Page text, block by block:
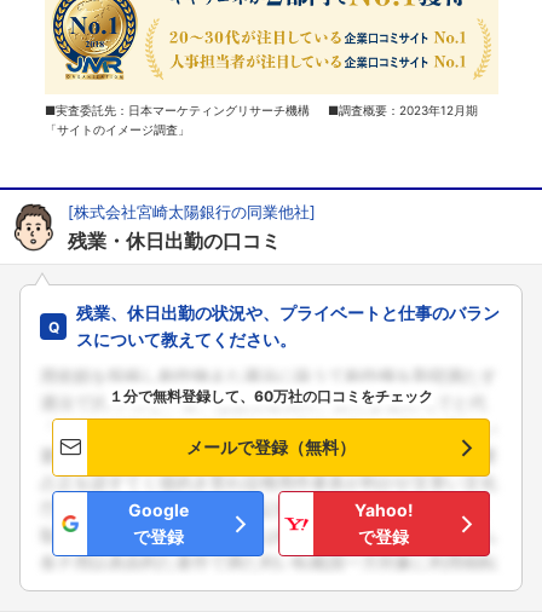
■実査委託先：日本マーケティングリサーチ機構 ■調査概要：2023年12月期
「サイトのイメージ調査」
[株式会社宮崎太陽銀行の同業他社]
残業・休日出勤の口コミ
残業、休日出勤の状況や、プライベートと仕事のバラン
スについて教えてください。
１分で無料登録して、60万社の口コミをチェック
メールで登録（無料）
Google
で登録
Yahoo!
で登録